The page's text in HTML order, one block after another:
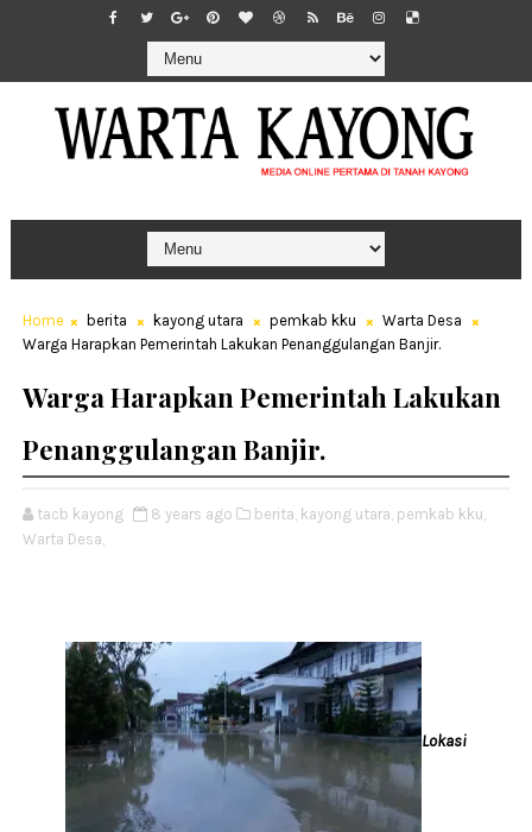
Home berita kayong utara pemkab kku
Warta Desa
Warga Harapkan Pemerintah Lakukan Penanggulangan Banjir.
Warga Harapkan Pemerintah Lakukan
Penanggulangan Banjir.
tacb kayong 8 years ago berita, kayong utara, pemkab kku,
Warta Desa,
Lokasi